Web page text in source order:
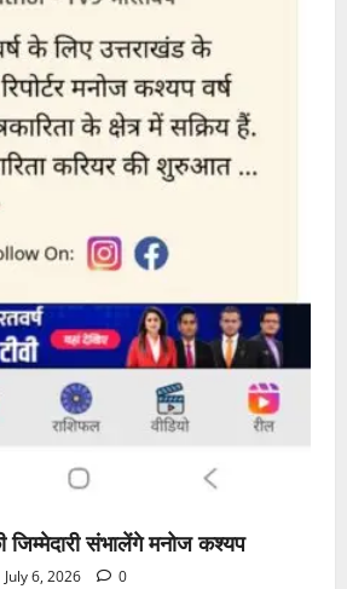
संभालेंगे मनोज कश्यप
July 6, 2026 0